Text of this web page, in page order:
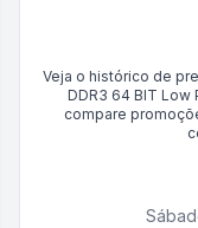
Veja o histórico de
DDR3 64 BIT Low
compare